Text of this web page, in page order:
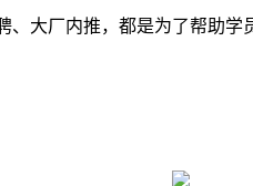
大厂内推，都是为了帮助